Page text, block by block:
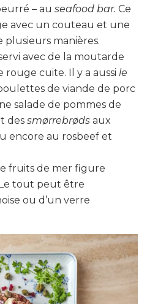
– au seafood bar. Ce
avec un couteau et une
manières.
avec de la moutarde
cuite. Il y a aussi le
de viande de porc
salade de pommes de
des smørrebrøds aux
encore au rosbeef et
fruits de mer figure
tout peut être
ou d’un verre